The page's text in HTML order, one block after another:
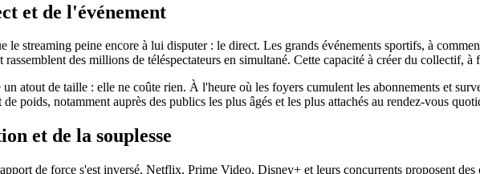
et de l'événement
le streaming peine encore à lui disputer : le direct. Les grands événements sportifs, à
des millions de téléspectateurs en simultané. Cette capacité à créer du collectif,
atout de taille : elle ne coûte rien. À l'heure où les foyers cumulent les abonnements et
poids, notamment auprès des publics les plus âgés et les plus attachés au rendez-vous
et de la souplesse
de force s'est inversé. Netflix, Prime Video, Disney+ et leurs concurrents proposent